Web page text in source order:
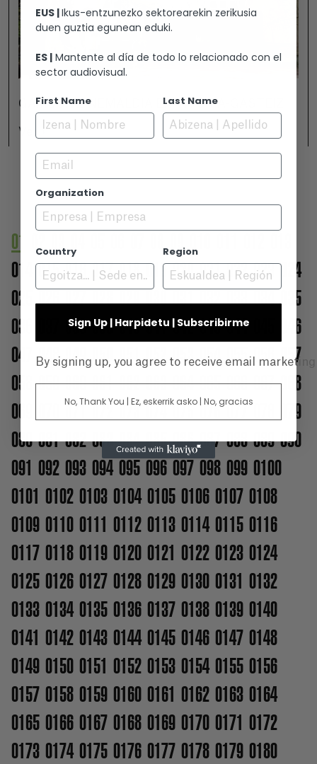
GAMBOA ZINEMALDIA EN VITORIA-GASTEIZ
Ver +
01 02 03 08 09
014
015 016 017 018 019 020 021 022 023 024
025
026 027 028 029 030 031 032 033 034 035
036
038 039 040 041 042 043 044
046
047
048 049 050 051 052 053 054 055 056 057
058
059 060 061 062 063 064 065 066 067 068
069
071 072 073 074 075 076 077
079
080 081 082 083 084 085 086 087 088 089 090
091 092 093 094 095 096 097 098 099 0100
0101 0102 0103 0104 0105 0106 0107 0108
0109 0110 0111 0112 0113 0114 0115 0116
0117 0118 0119 0120 0121 0122 0123 0124
0125 0126 0127 0128 0129 0130 0131 0132
0133 0134 0135 0136 0137 0138 0139 0140
0141 0142 0143 0144 0145 0146 0147 0148
0149 0150 0151 0152 0153 0154 0155 0156
0157 0158 0159 0160 0161 0162 0163 0164
0165 0166 0167 0168 0169 0170 0171 0172
0173 0174 0175 0176 0177 0178 0179 0180
EUS |Ikus-entzunezko sektorearekin zerikusia
duen guztia egunean eduki.
ES | Mantente al día de todo lo relacionado con el
sector audiovisual.
First Name Last Name
Email
Organization
Country Region
Sign Up | Harpidetu | Subscribirme
By signing up, you agree to receive email
No, Thank You | Ez, eskerrik asko | No, gracias